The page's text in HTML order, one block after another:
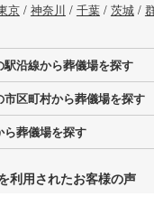
京/ 神奈川 / 千葉/ 茨城/
駅沿線から葬儀場を探す
市区町村から葬儀場を探す
ら葬儀場を探す
利用されたお客様の声